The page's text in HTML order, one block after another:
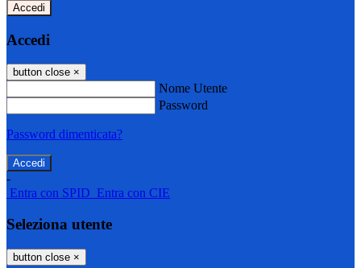
Accedi
Accedi
button close ×
Nome Utente
Password
Password dimenticata?
-
Entra con SPID Entra con CIE
Seleziona utente
button close ×